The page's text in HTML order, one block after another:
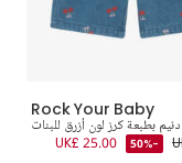
Rock Your Baby
بطبعة كرز لون أزرق للبنات
-50%
UK£ 25.00